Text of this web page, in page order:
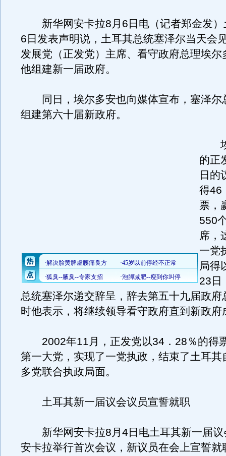
新华网安卡拉8月6日电（记者郑金发）
6日发表声明说，土耳其总统塞泽尔当天会
发展党（正发党）主席、看守政府总理埃尔
他组建新一届政府。
同日，埃尔多安也向媒体宣布，塞泽尔
组建第六十届新政府。
埃
的正
日的
得46
票，
550
席，
一党
局得
23日
总统塞泽尔递交辞呈，辞去第五十九届政府
时他表示，将继续领导看守政府直到新政府
2002年11月，正发党以34．28％的得
第一大党，实现了一党执政，结束了土耳
多党联合执政局面。
土耳其新一届议会议员宣誓就职
新华网安卡拉8月4日电土耳其新一届议
安卡拉举行首次会议，新议员在会上宣誓就